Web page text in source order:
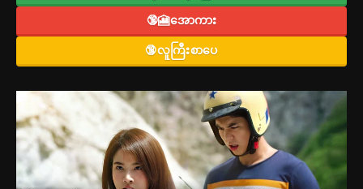
🔞🎦အောကား
🔞လူကြီးစာပေ